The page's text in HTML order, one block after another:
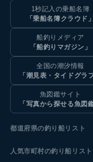
1秒記入の乗船名簿
「乗船名簿クラウド」
船釣りメディア
「船釣りマガジン」
全国の潮汐情報
「潮見表・タイドグラフ
魚図鑑サイト
「写真から探せる魚図鑑
都道府県の釣り船リスト
人気市町村の釣り船リスト